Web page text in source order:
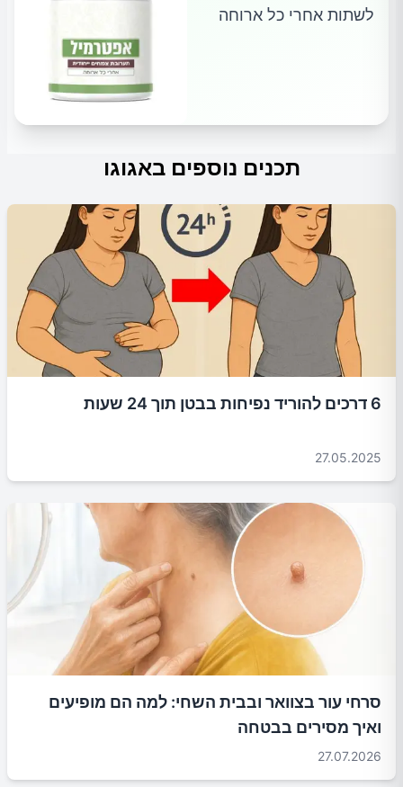
לשתות אחרי כל ארוחה
תכנים נוספים באגוגו
6 דרכים להוריד נפיחות בבטן תוך 24 שעות
27.05.2025
סרחי עור בצוואר ובבית השחי: למה הם מופיעים
ואיך מסירים בבטחה
27.07.2026